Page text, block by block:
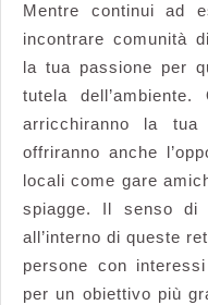
Mentre continui ad
incontrare comunità
la tua passione per
tutela
arricchiranno la tua
offriranno anche
locali come gare
spiagge. Il senso di
all’interno di queste
persone con
per un obiettivo più